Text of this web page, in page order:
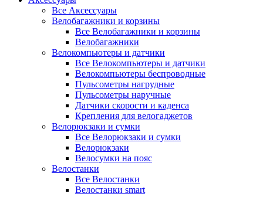
Все Аксессуары
Велобагажники и корзины
Все Велобагажники и корзины
Велобагажники
Велокомпьютеры и датчики
Все Велокомпьютеры и датчики
Велокомпьютеры беспроводные
Пульсометры нагрудные
Пульсометры наручные
Датчики скорости и каденса
Крепления для велогаджетов
Велорюкзаки и сумки
Все Велорюкзаки и сумки
Велорюкзаки
Велосумки на пояс
Велостанки
Все Велостанки
Велостанки smart